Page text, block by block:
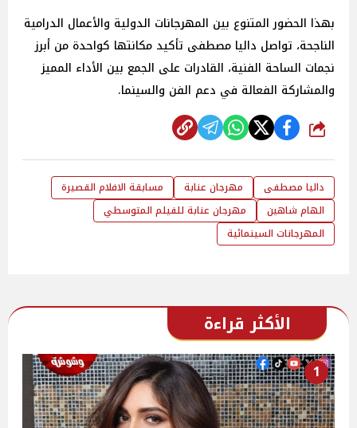
بهذا الحضور المتنوع بين المهرجانات الدولية والأعمال الدرامية
الناجحة، تواصل داليا مصطفى تأكيد مكانتها كواحدة من أبرز
نجمات الساحة الفنية، القادرات على الجمع بين الأداء المميز
والمشاركة الفعالة في دعم الفن والسينما.
شارك
داليا مصطفى مهرجان عنابة
مسابقة الافلام القصيرة
الهام شاهين
مهرجان عنابة للفيلم المتوسطي
المهرجانات السينمائية
الأكثر قراءة
1